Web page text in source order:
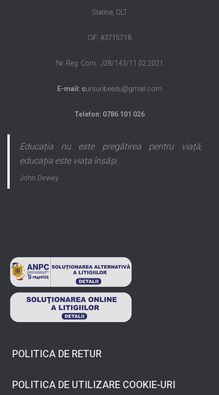
Slatina, OLT
CIF: 43715718
Nr. Reg. Com.: J28/143/11.02.2021
E-mail: cursuribeedu@gmail.com
Telefon: 0786 101 026
Educația nu este pregătirea pentru viață,
educația este viața însăși.
John Dewey
POLITICA DE RETUR
POLITICA DE UTILIZARE COOKIE-URI